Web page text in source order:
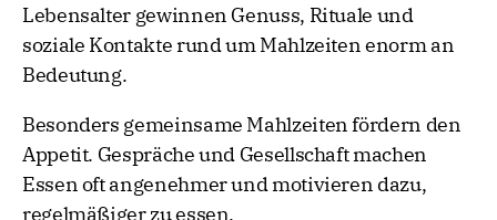
Lebensalter gewinnen Genuss, Rituale und
soziale Kontakte rund um Mahlzeiten enorm an
Bedeutung.
Besonders gemeinsame Mahlzeiten fördern den
Appetit. Gespräche und Gesellschaft machen
Essen oft angenehmer und motivieren dazu,
regelmäßiger zu essen.